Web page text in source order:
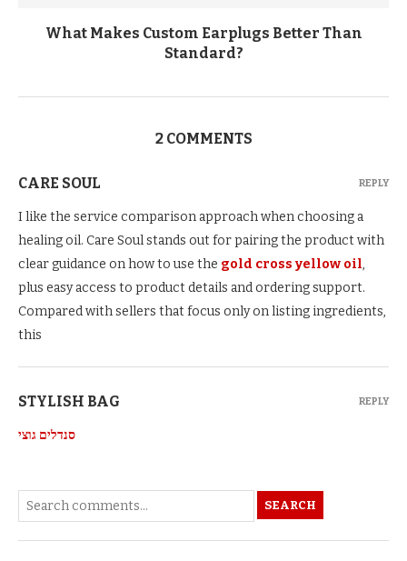
What Makes Custom Earplugs Better Than
Standard?
2 COMMENTS
CARE SOUL
I like the service comparison approach when choosing a
healing oil. Care Soul stands out for pairing the product with
clear guidance on how to use the gold cross yellow oil,
plus easy access to product details and ordering support.
Compared with sellers that focus only on listing ingredients,
this
REPLY
STYLISH BAG
סנדלים גוצי
REPLY
SEARCH